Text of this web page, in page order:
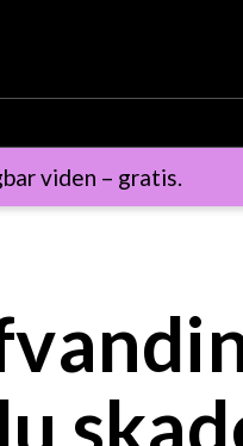
viden – gratis.